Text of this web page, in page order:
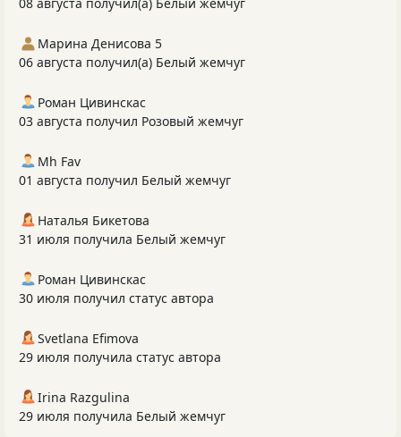
Марина Денисова 5
06 августа получил(а) Белый жемчуг
Роман Цивинскас
03 августа получил Розовый жемчуг
Mh Fav
01 августа получил Белый жемчуг
Наталья Бикетова
31 июля получила Белый жемчуг
Роман Цивинскас
30 июля получил статус автора
Svetlana Efimova
29 июля получила статус автора
Irina Razgulina
29 июля получила Белый жемчуг